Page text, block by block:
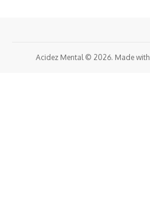
Acidez Mental © 2026. Made with